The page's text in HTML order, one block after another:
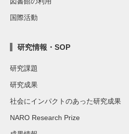
国際活動
研究情報・SOP
研究課題
研究成果
社会にインパクトのあった研究成果
NARO Research Prize